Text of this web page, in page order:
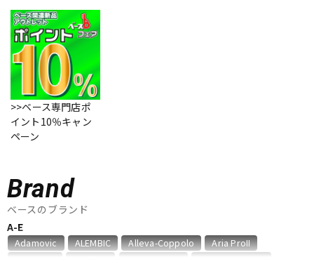
ドラム
キーボード
アンプ
DJ機器 DTM
>>ベース専門店ポ
イント10％キャン
ペーン
Brand
ベースのブランド
A-E
Adamovic ALEMBIC Alleva-Coppolo
Aria ProII